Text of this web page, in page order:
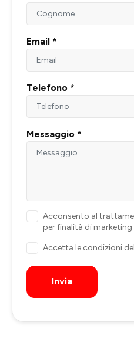
Email *
Telefono *
Messaggio *
Acconsento al
per finalità di marketing
Accetta le condizioni
Invia